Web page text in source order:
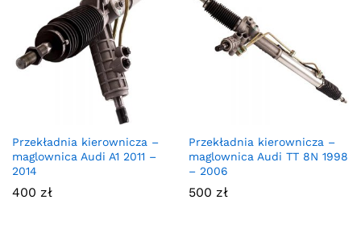
Przekładnia kierownicza –
maglownica Audi A1 2011 –
2014
400 zł
Przekładnia kierownicza –
maglownica Audi TT 8N 1998
– 2006
500 zł